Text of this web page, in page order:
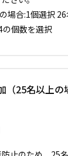
場合:1個選択
個数を選択
（25名以上の